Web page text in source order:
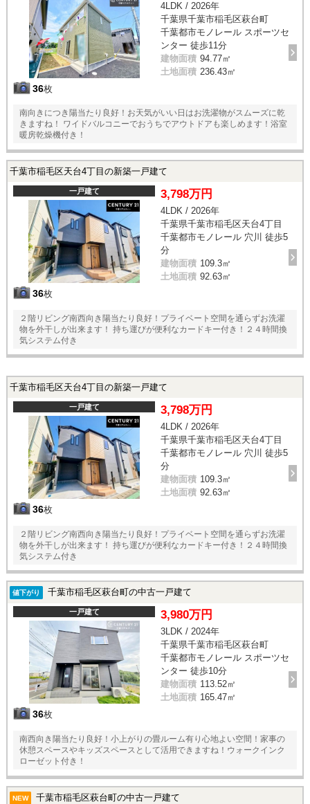
36枚
4LDK / 2026年
千葉県千葉市稲毛区萩台町
千葉都市モノレール スポーツセ
ンター 徒歩11分
建物面積 94.77㎡
土地面積 236.43㎡
南向きにつき陽当たり良好！お天気がいい日はお洗濯物がスムーズに乾
きますね！ ワイドバルコニーでおうちでアウトドアも楽しめます！浴室
暖房乾燥機付き！
千葉市稲毛区天台4丁目の新築一戸建て
一戸建て
36枚
3,798万円
4LDK / 2026年
千葉県千葉市稲毛区天台4丁目
千葉都市モノレール 穴川 徒歩5
分
建物面積 109.3㎡
土地面積 92.63㎡
２階リビング南西向き陽当たり良好！プライベート空間を通らずお洗濯
物を外干しが出来ます！ 持ち運びが便利なカードキー付き！２４時間換
気システム付き
千葉市稲毛区天台4丁目の新築一戸建て
一戸建て
36枚
3,798万円
4LDK / 2026年
千葉県千葉市稲毛区天台4丁目
千葉都市モノレール 穴川 徒歩5
分
建物面積 109.3㎡
土地面積 92.63㎡
２階リビング南西向き陽当たり良好！プライベート空間を通らずお洗濯
物を外干しが出来ます！ 持ち運びが便利なカードキー付き！２４時間換
気システム付き
値下がり 千葉市稲毛区萩台町の中古一戸建て
一戸建て
36枚
3,980万円
3LDK / 2024年
千葉県千葉市稲毛区萩台町
千葉都市モノレール スポーツセ
ンター 徒歩10分
建物面積 113.52㎡
土地面積 165.47㎡
南西向き陽当たり良好！小上がりの畳ルーム有り心地よい空間！家事の
休憩スペースやキッズスペースとして活用できますね！ウォークインク
ローゼット付き！
NEW 千葉市稲毛区萩台町の中古一戸建て